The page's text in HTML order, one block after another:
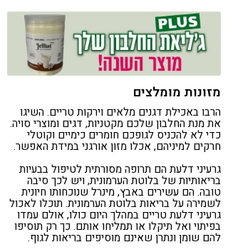
קורונה
מזונות מומלצים
הרבו באכילת דגנים מלאים וירקות טריים. השיגו
את מנת החלבון שלכם מקטניות, דגים ומוצרי סויה.
כדי לא להכניס לגופכם חומרים כימיים וקוטלי
חרקים למיניהם, אכלו מזון אורגני במידת האפשר.
גרעיני דלעת הם תרופה מסורתית לטיפול בבעיות
בריאותיות של בלוטת הערמונית, ויש לכך סיבה
טובה. הם עשירים באבץ, מינרל שנוכחותו חיונית
לשמירה על בריאות בלוטת הערמונית. תוכלו לאכול
גרעיני דלעת טריים במהלך היום כולו, אולם עמדו
בפיתוי ואל תיקלו או תמליחו אותם. כך רק תוסיפו
להם שומן ונתרן שאינם מוסיפים בריאות לגוף.